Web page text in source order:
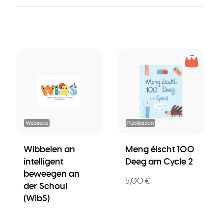
Webseite
Wibbelen an
intelligent
beweegen an
der Schoul
(WibS)
Publikation
Meng éischt 100
Deeg am Cycle 2
5,00 €